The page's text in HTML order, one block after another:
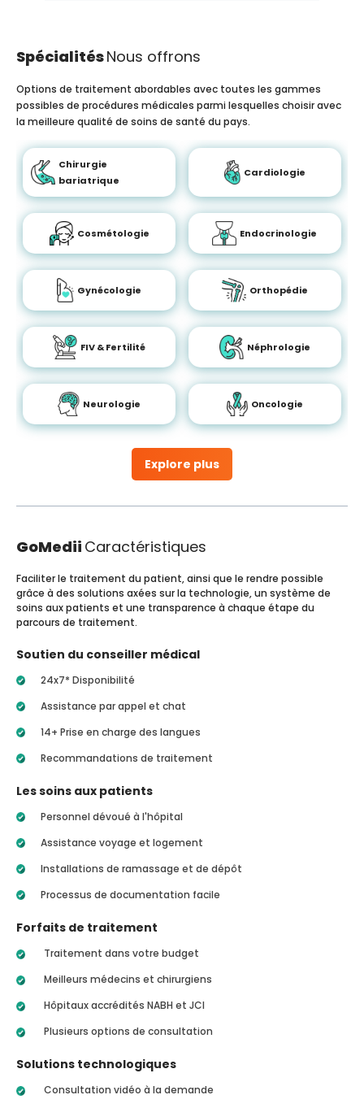
SpécialitésNous offrons
Explore plus
Options de traitement abordables avec toutes les gammes
possibles de procédures médicales parmi lesquelles choisir avec
la meilleure qualité de soins de santé du pays.
Chirurgie
bariatrique
Cardiologie
Cosmétologie Endocrinologie
Gynécologie Orthopédie
FIV & Fertilité Néphrologie
Neurologie Oncologie
GoMedii Caractéristiques
Faciliter le traitement du patient, ainsi que le rendre possible
grâce à des solutions axées sur la technologie, un système de
soins aux patients et une transparence à chaque étape du
parcours de traitement.
Soutien du conseiller médical
24x7* Disponibilité
Assistance par appel et chat
14+ Prise en charge des langues
Recommandations de traitement
Les soins aux patients
Personnel dévoué à l'hôpital
Assistance voyage et logement
Installations de ramassage et de dépôt
Processus de documentation facile
Forfaits de traitement
Traitement dans votre budget
Meilleurs médecins et chirurgiens
Hôpitaux accrédités NABH et JCI
Plusieurs options de consultation
Solutions technologiques
Consultation vidéo à la demande